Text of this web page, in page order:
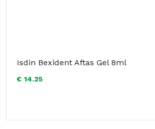
Isdin Bexident Aftas Gel 8ml
€ 14.25